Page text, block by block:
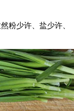
粉少许、盐少许、